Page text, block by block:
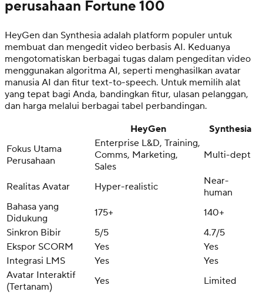
perusahaan Fortune 100
HeyGen dan Synthesia adalah platform populer untuk
membuat dan mengedit video berbasis AI. Keduanya
mengotomatiskan berbagai tugas dalam pengeditan video
menggunakan algoritma AI, seperti menghasilkan avatar
manusia AI dan fitur text-to-speech. Untuk memilih alat
yang tepat bagi Anda, bandingkan fitur, ulasan pelanggan,
dan harga melalui berbagai tabel perbandingan.
HeyGen
Synthesia
Fokus Utama
Perusahaan
Enterprise L&D, Training,
Comms, Marketing,
Sales
Multi-dept
Realitas Avatar Hyper-realistic
Near-
human
Bahasa yang
Didukung
175+
140+
Sinkron Bibir
5/5
4.7/5
Ekspor SCORM
Yes
Yes
Integrasi LMS
Yes
Yes
Avatar Interaktif
(Tertanam)
Yes
Limited